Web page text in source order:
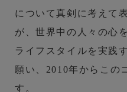
について真剣に考えて
が、世界中の人々の心
ライフスタイルを実践
願い、2010年からこの
す。